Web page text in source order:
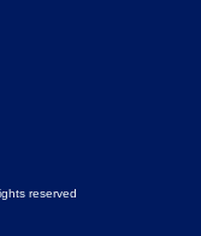
reserved